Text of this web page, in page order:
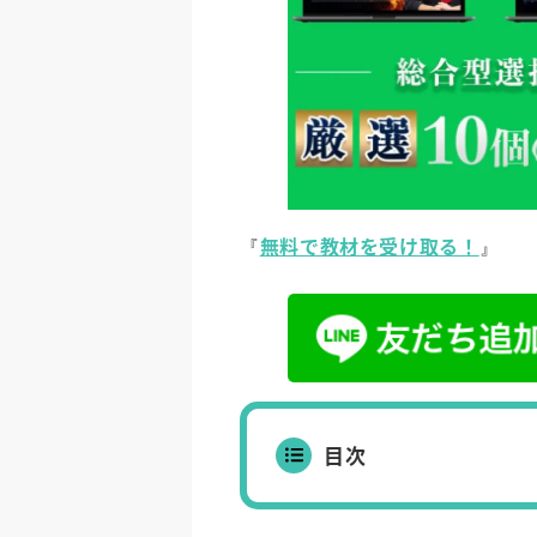
『無料で教材を受け取る！ 』
目次